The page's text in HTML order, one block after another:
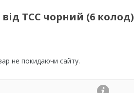
TCC чорний (6 колод)
не покидаючи сайту.